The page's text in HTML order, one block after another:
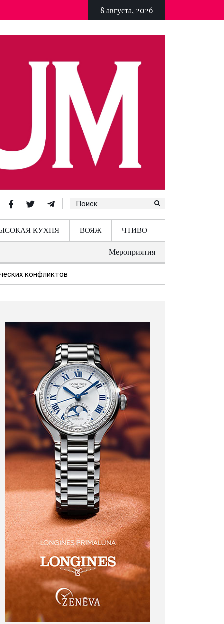
8 августа, 2026
КУХНЯ ВОЯЖ ЧТИВО
Мероприятия
конфликтов